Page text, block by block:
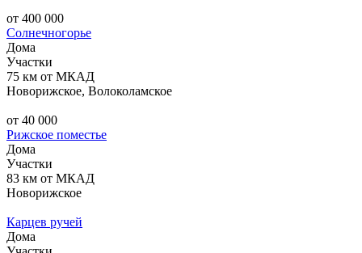
от 400 000
Солнечногорье
Дома
Участки
75 км от МКАД
Новорижское, Волоколамское
от 40 000
Рижское поместье
Дома
Участки
83 км от МКАД
Новорижское
Карцев ручей
Дома